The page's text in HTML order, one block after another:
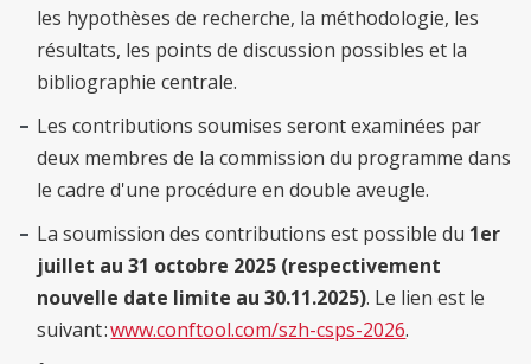
les hypothèses de recherche, la méthodologie, les
résultats, les points de discussion possibles et la
bibliographie centrale.
Les contributions soumises seront examinées par
deux membres de la commission du programme dans
le cadre d'une procédure en double aveugle.
La soumission des contributions est possible du 1er
juillet au 31 octobre 2025 (respectivement
nouvelle date limite au 30.11.2025). Le lien est le
suivant :www.conftool.com/szh-csps-2026.